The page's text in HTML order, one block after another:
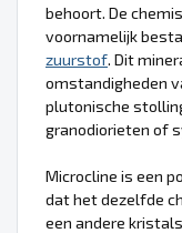
behoort. De
voornamelijk
zuurstof. Dit
omstandigheden
plutonische
granodiorieten of
Microcline is een
dat het dezelfde
een andere